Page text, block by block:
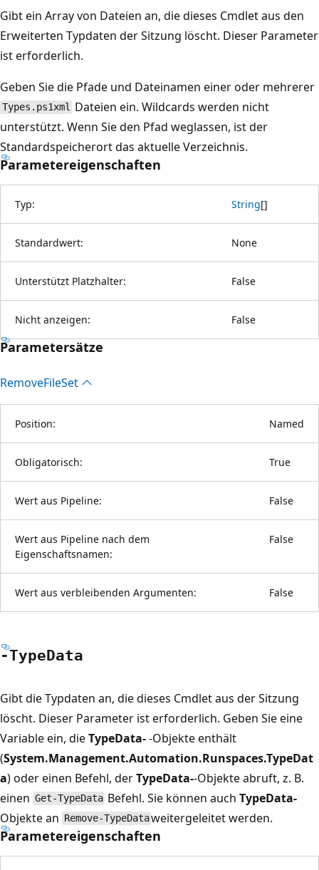
Gibt ein Array von Dateien an, die dieses Cmdlet aus den
Erweiterten Typdaten der Sitzung löscht. Dieser Parameter
ist erforderlich.
Geben Sie die Pfade und Dateinamen einer oder mehrerer
Types.ps1xml Dateien ein. Wildcards werden nicht
unterstützt. Wenn Sie den Pfad weglassen, ist der
Standardspeicherort das aktuelle Verzeichnis.
Parametereigenschaften
Typ: String[]
Standardwert: None
Unterstützt Platzhalter: False
Nicht anzeigen: False
Parametersätze
RemoveFileSet
Position: Named
Obligatorisch: True
Wert aus Pipeline: False
Wert aus Pipeline nach dem
Eigenschaftsnamen:
False
Wert aus verbleibenden Argumenten: False
-TypeData
Gibt die Typdaten an, die dieses Cmdlet aus der Sitzung
löscht. Dieser Parameter ist erforderlich. Geben Sie eine
Variable ein, dieTypeData--Objekte enthält
(System.Management.Automation.Runspaces.TypeDat
a) oder einen Befehl, derTypeData--Objekte abruft, z. B.
einen Get-TypeData Befehl. Sie können auchTypeData-
Objekte an Remove-TypeDataweitergeleitet werden.
Parametereigenschaften